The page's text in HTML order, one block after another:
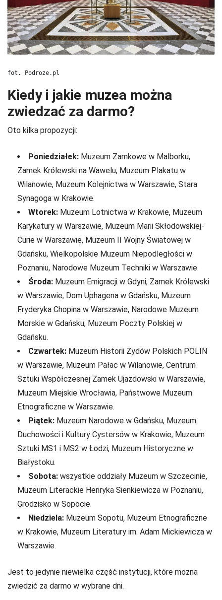
fot. Podroze.pl
Kiedy i jakie muzea można
zwiedzać za darmo?
Oto kilka propozycji:
Poniedziałek: Muzeum Zamkowe w Malborku,
Zamek Królewski na Wawelu, Muzeum Plakatu w
Wilanowie, Muzeum Kolejnictwa w Warszawie, Stara
Synagoga w Krakowie.
Wtorek: Muzeum Lotnictwa w Krakowie, Muzeum
Karykatury w Warszawie, Muzeum Marii Skłodowskiej-
Curie w Warszawie, Muzeum II Wojny Światowej w
Gdańsku, Wielkopolskie Muzeum Niepodległości w
Poznaniu, Narodowe Muzeum Techniki w Warszawie.
Środa: Muzeum Emigracji w Gdyni, Zamek Królewski
w Warszawie, Dom Uphagena w Gdańsku, Muzeum
Fryderyka Chopina w Warszawie, Narodowe Muzeum
Morskie w Gdańsku, Muzeum Poczty Polskiej w
Gdańsku.
Czwartek: Muzeum Historii Żydów Polskich POLIN
w Warszawie, Muzeum Pałac w Wilanowie, Centrum
Sztuki Współczesnej Zamek Ujazdowski w Warszawie,
Muzeum Miejskie Wrocławia, Państwowe Muzeum
Etnograficzne w Warszawie.
Piątek: Muzeum Narodowe w Gdańsku, Muzeum
Duchowości i Kultury Cystersów w Krakowie, Muzeum
Sztuki MS1 i MS2 w Łodzi, Muzeum Historyczne w
Białystoku.
Sobota: wszystkie oddziały Muzeum w Szczecinie,
Muzeum Literackie Henryka Sienkiewicza w Poznaniu,
Grodzisko w Sopocie.
Niedziela: Muzeum Sopotu, Muzeum Etnograficzne
w Krakowie, Muzeum Literatury im. Adam Mickiewicza w
Warszawie.
Jest to jedynie niewielka część instytucji, które można
zwiedzić za darmo w wybrane dni.